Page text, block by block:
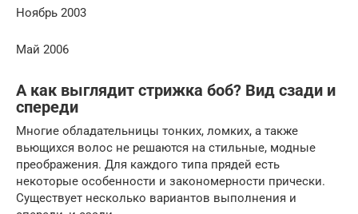
Ноябрь 2003
Май 2006
А как выглядит стрижка боб? Вид сзади и
спереди
Многие обладательницы тонких, ломких, а также
вьющихся волос не решаются на стильные, модные
преображения. Для каждого типа прядей есть
некоторые особенности и закономерности прически.
Существует несколько вариантов выполнения и